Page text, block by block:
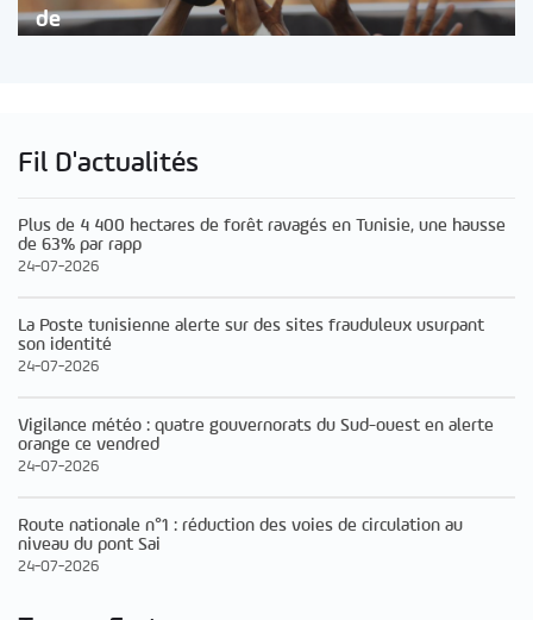
de
Fil D'actualités
Plus de 4 400 hectares de forêt ravagés en Tunisie, une hausse
de 63% par rapp
24-07-2026
La Poste tunisienne alerte sur des sites frauduleux usurpant
son identité
24-07-2026
Vigilance météo : quatre gouvernorats du Sud-ouest en alerte
orange ce vendred
24-07-2026
Route nationale n°1 : réduction des voies de circulation au
niveau du pont Sai
24-07-2026